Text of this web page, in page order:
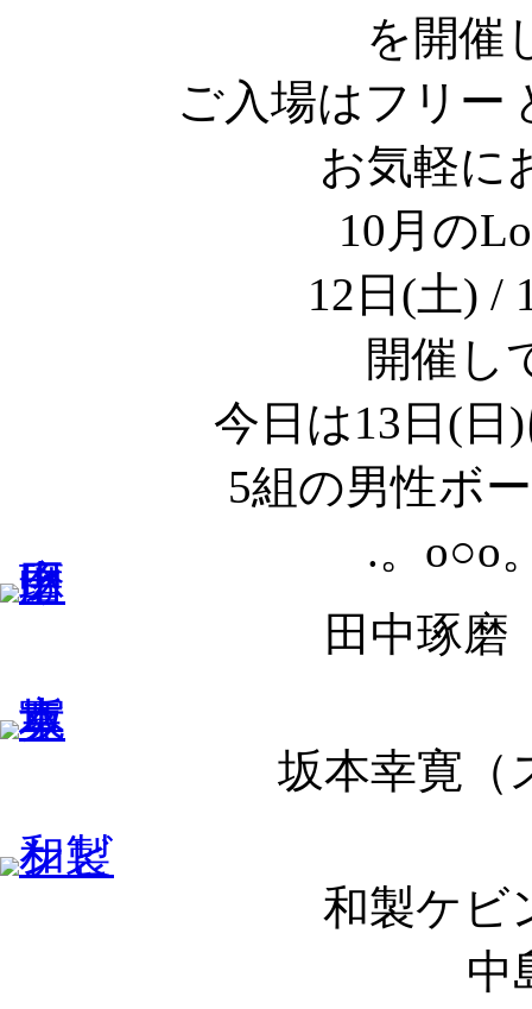
を開催
ご入場はフリー
お気軽に
10月の
12日(土) /
開催し
今日は13日(日
5組の男性ボ
.。o○o
田中琢磨
坂本幸寛（
和製ケビ